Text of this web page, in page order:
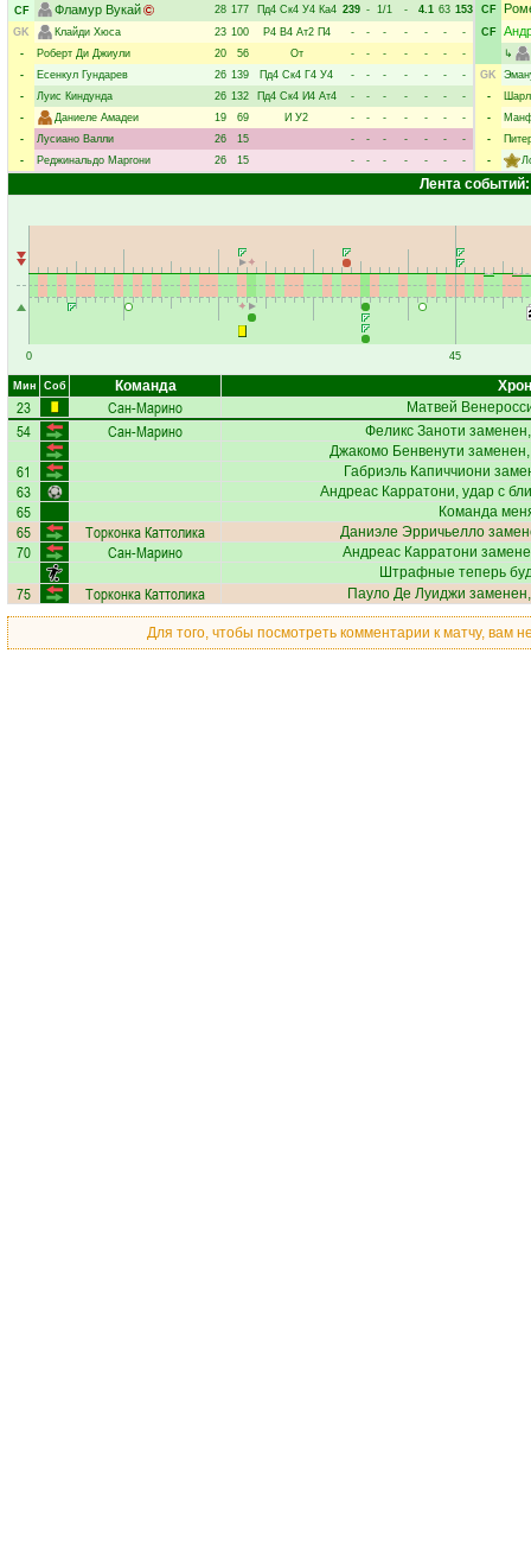
CF
Фламур Вукай 28 177 Пд4 Ск4 У4 Ка4 239 - 1/1 - 4.1 63 153
GK
Клайди Хюса 23 100 Р4 В4 Ат2 П4 - - - - - -
-
-
Роберт Ди Джиули 20 56 От - - - - - -
-
-
Есенкул Гундарев 26 139 Пд4 Ск4 Г4 У4 - - - - - -
-
-
Луис Киндунда 26 132 Пд4 Ск4 И4 Ат4 - - - - - -
-
-
Даниеле Амадеи 19 69 И У2 - - - - - -
-
-
Лусиано Валли 26 15 - - - - - -
-
-
Реджинальдо Маргони 26 15 - - - - - - -
CF
CF
↳
GK
-
-
-
-
Лента событий:
0 45
Мин Соб Команда
23 Сан-Марино Матвей
54 Сан-Марино Феликс Заноти
Джакомо Бенвенути
61 Габриэль Капиччиони
63 Андреас Карратони, удар с
65 Команда
65 Торконка Каттолика Даниэле Эрричьелло
70 Сан-Марино Андреас Карратони
Штрафные теперь
75 Торконка Каттолика Пауло Де Луиджи
Для того, чтобы посмотреть комментарии к матчу, вам